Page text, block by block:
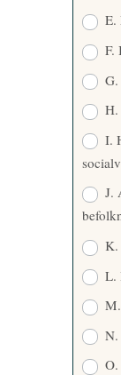
E.
F.
I.
J.
K.
L.
N.